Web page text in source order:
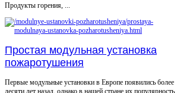
Продукты горения, ...
Простая модульная установка
пожаротушения
Первые модульные установки в Европе появились более
десяти лет назад, однако в нашей стране их популярность